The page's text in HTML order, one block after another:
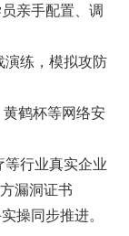
亲手配置、调
演练，模拟攻防
鹤杯等网络安
行业真实企业
漏洞证书
操同步推进。